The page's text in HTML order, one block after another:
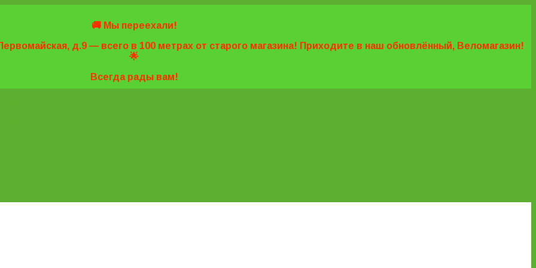
🚚 Мы переехали!
д.9 — всего в 100 метрах от старого магазина! Приходите в наш обновлённый, Веломагазин!
🌟
Всегда рады вам!